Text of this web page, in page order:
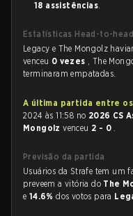
18 assistências.
Estatísticas Head-to-head
Legacy e The Mongolz
venceu 0 vezes , The
terminaram empatadas.
A última partida entre
2024 às 11:58 no 2026 CS
Mongolzvenceu 2 - 0 .
Previsão da partida
Usuários da Strafe tem um
preveem a vitória do The
e 14.6%dos votos para